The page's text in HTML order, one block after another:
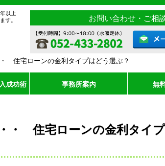
以上
す。
お問い合わせ・ご相
住宅ローンの金利タイプはどう選ぶ？
成功術 事務所案内 無
・ 住宅ローンの金利タイ